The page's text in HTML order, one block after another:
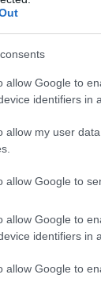
allow Google to
identifiers in
allow my user
allow Google to
allow Google to
identifiers in
allow Google to